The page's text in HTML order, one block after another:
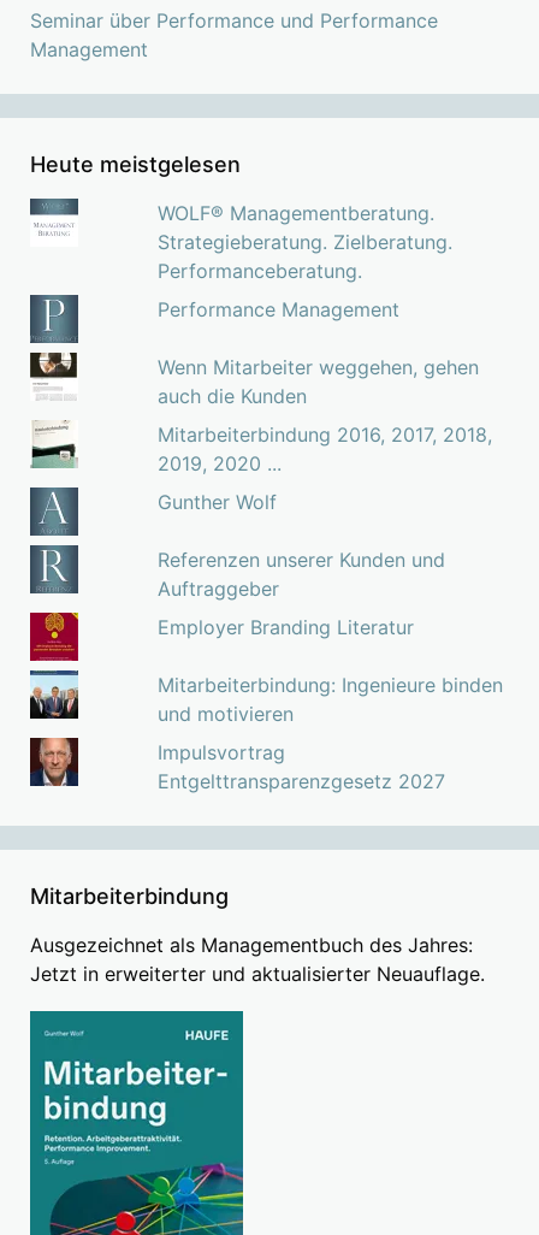
Seminar über Performance und Performance
Management
Heute meistgelesen
WOLF® Managementberatung.
Strategieberatung. Zielberatung.
Performanceberatung.
Performance Management
Wenn Mitarbeiter weggehen, gehen
auch die Kunden
Mitarbeiterbindung 2016, 2017, 2018,
2019, 2020 ...
Gunther Wolf
Referenzen unserer Kunden und
Auftraggeber
Employer Branding Literatur
Mitarbeiterbindung: Ingenieure binden
und motivieren
Impulsvortrag
Entgelttransparenzgesetz 2027
Mitarbeiterbindung
Ausgezeichnet als Managementbuch des Jahres:
Jetzt in erweiterter und aktualisierter Neuauflage.